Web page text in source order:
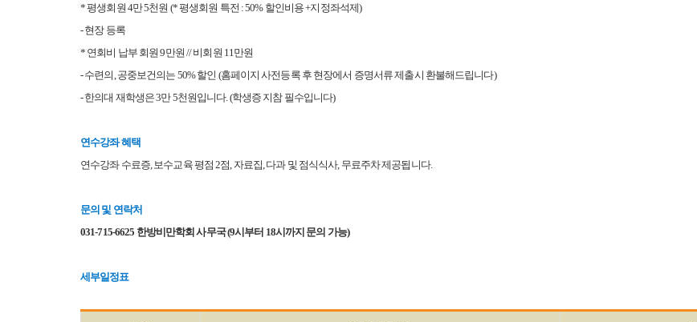
* 평생회원 4만 5천원 (* 평생회원 특전 : 50% 할인비용 +지정좌석제)
- 현장 등록
* 연회비 납부 회원 9만원 // 비회원 11만원
- 수련의, 공중보건의는 50% 할인 (홈페이지 사전등록 후 현장에서 증명서류 제출시 환불해드립니다)
- 한의대 재학생은 3만 5천원입니다. (학생증 지참 필수입니다)
연수강좌 혜택
연수강좌 수료증, 보수교육 평점 2점, 자료집, 다과 및 점식식사, 무료주차 제공됩니다.
문의 및 연락처
031-715-6625 한방비만학회 사무국 (9시부터 18시까지 문의 가능)
세부일정표